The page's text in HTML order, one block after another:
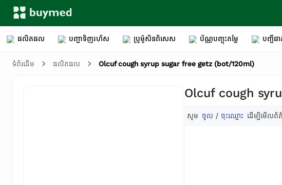
ផលិតផល បញ្ជាទិញរហ័ស ប្រូម៉ូសិនពិសេស ប័ណ្ណបញ្ចុះតម្លៃ បញ្ជីធ
ទំព័រដើម ផលិតផល Olcuf cough syrup sugar free getz (bot/120ml)
Olcuf cough
សូម ចូល / ចុះឈ្មោះ ដើម្បីមើល